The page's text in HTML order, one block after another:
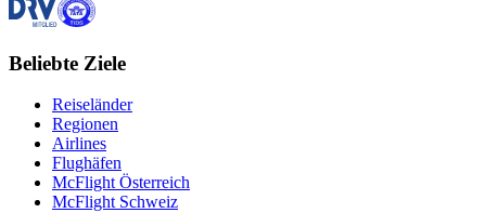
Beliebte Ziele
Reiseländer
Regionen
Airlines
Flughäfen
McFlight Österreich
McFlight Schweiz